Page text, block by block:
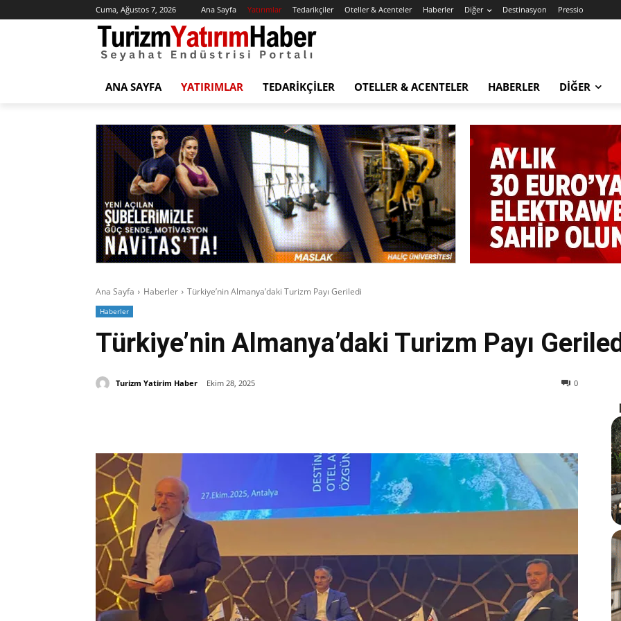
Cuma, Ağustos 7, 2026 Ana Sayfa Yatırımlar Tedarikçiler Oteller & Acenteler Haberler Diğer Destinasyon Pressio
ANA SAYFA YATIRIMLAR TEDARIKÇILER OTELLER & ACENTELER HABERLER DIĞER
Ana Sayfa Haberler Türkiye’nin Almanya’daki Turizm Payı Geriledi
Haberler
Türkiye’nin Almanya’daki Turizm Payı
0
Turizm Yatirim Haber Ekim 28, 2025